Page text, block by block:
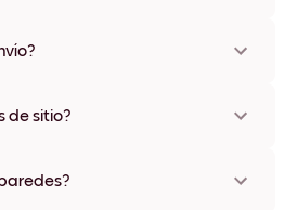
de marco, incluidas opciones sin
Te enviaremos un número de
de sitio?